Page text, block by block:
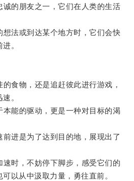
的朋友之一，它们在人类的生活
法或到达某个地方时，它们会快
。
物，还是追赶彼此进行游戏，
。
能的驱动，更是一种对目标的渴
进是为了达到目的地，展现出了
时，不妨停下脚步，感受它们的
以从中汲取力量，勇往直前。